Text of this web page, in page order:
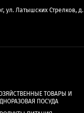
ул. Латышских Стрелков, д.
ТОВАРЫ И
ПОСУДА